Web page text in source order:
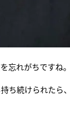
忘れがちですね。
続けられたら、